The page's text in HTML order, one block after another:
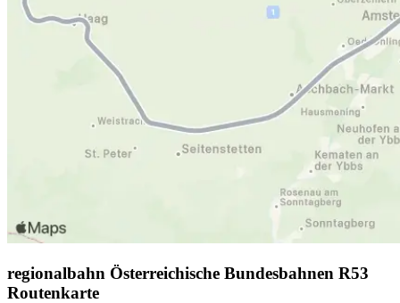
regionalbahn Österreichische Bundesbahnen R53
Routenkarte